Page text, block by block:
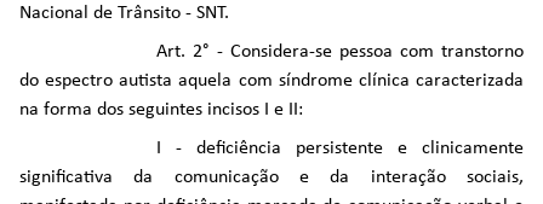
Nacional de Trânsito - SNT.
Art. 2° - Considera-se pessoa com transtorno
do espectro autista aquela com síndrome clínica caracterizada
na forma dos seguintes incisos I e II:
I - deficiência persistente e clinicamente
significativa da comunicação e da interação sociais,